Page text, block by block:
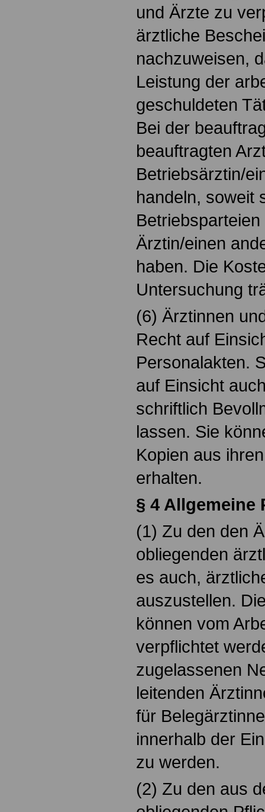
und Ärzte zu
ärztliche
nachzuweisen,
Leistung der
geschuldeten
Bei der
beauftragten
Betriebsärztin/
handeln, soweit
Ärztin/einen
haben. Die
Untersuchung
(6) Ärztinnen
Recht auf
Personalakten.
auf Einsicht
schriftlich
lassen. Sie
Kopien aus
erhalten.
§ 4 Allgemeine
(1) Zu den den
obliegenden
es auch,
auszustellen.
können vom
verpflichtet
zugelassenen
leitenden
für
innerhalb der
zu werden.
(2) Zu den aus